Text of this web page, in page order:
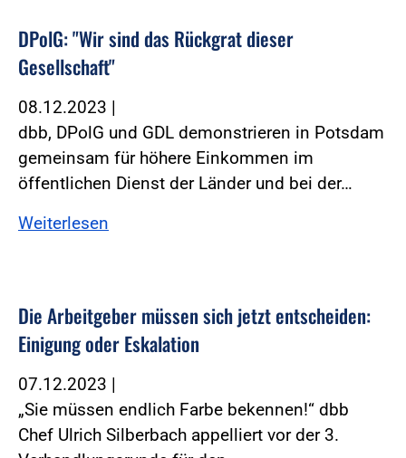
DPolG: "Wir sind das Rückgrat dieser
Gesellschaft"
08.12.2023 |
dbb, DPolG und GDL demonstrieren in Potsdam
gemeinsam für höhere Einkommen im
öffentlichen Dienst der Länder und bei der…
Weiterlesen
Die Arbeitgeber müssen sich jetzt entscheiden:
Einigung oder Eskalation
07.12.2023 |
„Sie müssen endlich Farbe bekennen!“ dbb
Chef Ulrich Silberbach appelliert vor der 3.